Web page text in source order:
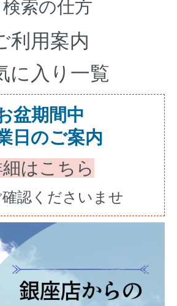
検索の仕方
利用案内
に入り一覧
盆期間中
日のご案内
はこちら
認くださいませ